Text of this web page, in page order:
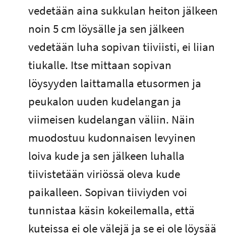
vedetään aina sukkulan heiton jälkeen
noin 5 cm löysälle ja sen jälkeen
vedetään luha sopivan tiiviisti, ei liian
tiukalle. Itse mittaan sopivan
löysyyden laittamalla etusormen ja
peukalon uuden kudelangan ja
viimeisen kudelangan väliin. Näin
muodostuu kudonnaisen levyinen
loiva kude ja sen jälkeen luhalla
tiivistetään viriössä oleva kude
paikalleen. Sopivan tiiviyden voi
tunnistaa käsin kokeilemalla, että
kuteissa ei ole välejä ja se ei ole löysää